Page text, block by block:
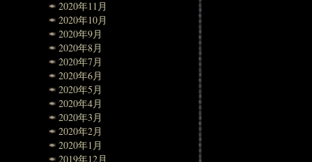
2020年11月
2020年10月
2020年9月
2020年8月
2020年7月
2020年6月
2020年5月
2020年4月
2020年3月
2020年2月
2020年1月
2019年12月